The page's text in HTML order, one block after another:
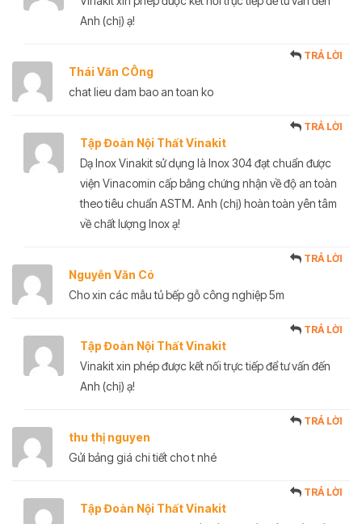
Anh (chị) ạ!
Thái Văn CÔng
TRẢ LỜI
chat lieu dam bao an toan ko
Tập Đoàn Nội Thất Vinakit
TRẢ LỜI
Dạ Inox Vinakit sử dụng là Inox 304 đạt chuẩn được
viện Vinacomin cấp bằng chứng nhận về độ an toàn
theo tiêu chuẩn ASTM. Anh (chị) hoàn toàn yên tâm
về chất lượng Inox ạ!
Nguyễn Văn Có
TRẢ LỜI
Cho xin các mẫu tủ bếp gỗ công nghiệp 5m
Tập Đoàn Nội Thất Vinakit
TRẢ LỜI
Vinakit xin phép được kết nối trực tiếp để tư vấn đến
Anh (chị) ạ!
thu thị nguyen
TRẢ LỜI
Gửi bảng giá chi tiết cho t nhé
Tập Đoàn Nội Thất Vinakit
TRẢ LỜI